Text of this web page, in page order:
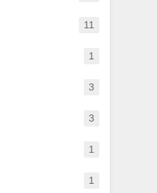
11
1
3
3
1
1